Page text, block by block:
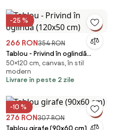
-25 %
266 RON354 RON
Tablou - Privind în oglindă
(120x50 cm)
50×120 cm, canvas, în stil
modern
Livrare în peste 2 zile
-10 %
276 RON307 RON
Tablou girafe (90x60 cm)